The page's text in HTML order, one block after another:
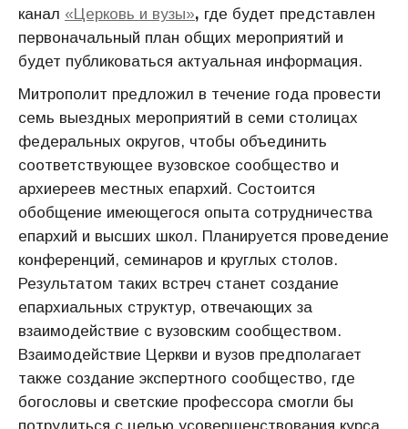
канал «Церковь и вузы», где будет представлен
первоначальный план общих мероприятий и
будет публиковаться актуальная информация.
Митрополит предложил в течение года провести
семь выездных мероприятий в семи столицах
федеральных округов, чтобы объединить
соответствующее вузовское сообщество и
архиереев местных епархий. Состоится
обобщение имеющегося опыта сотрудничества
епархий и высших школ. Планируется проведение
конференций, семинаров и круглых столов.
Результатом таких встреч станет создание
епархиальных структур, отвечающих за
взаимодействие с вузовским сообществом.
Взаимодействие Церкви и вузов предполагает
также создание экспертного сообщество, где
богословы и светские профессора смогли бы